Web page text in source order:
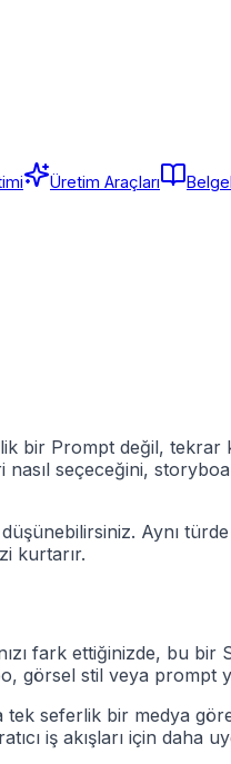
Üretim Araçları
bir Prompt değil, tekrar
nasıl seçeceğini,
Aynı
kurtarır.
fark ettiğinizde, bu
stil veya prompt
seferlik bir medya
iş akışları için daha